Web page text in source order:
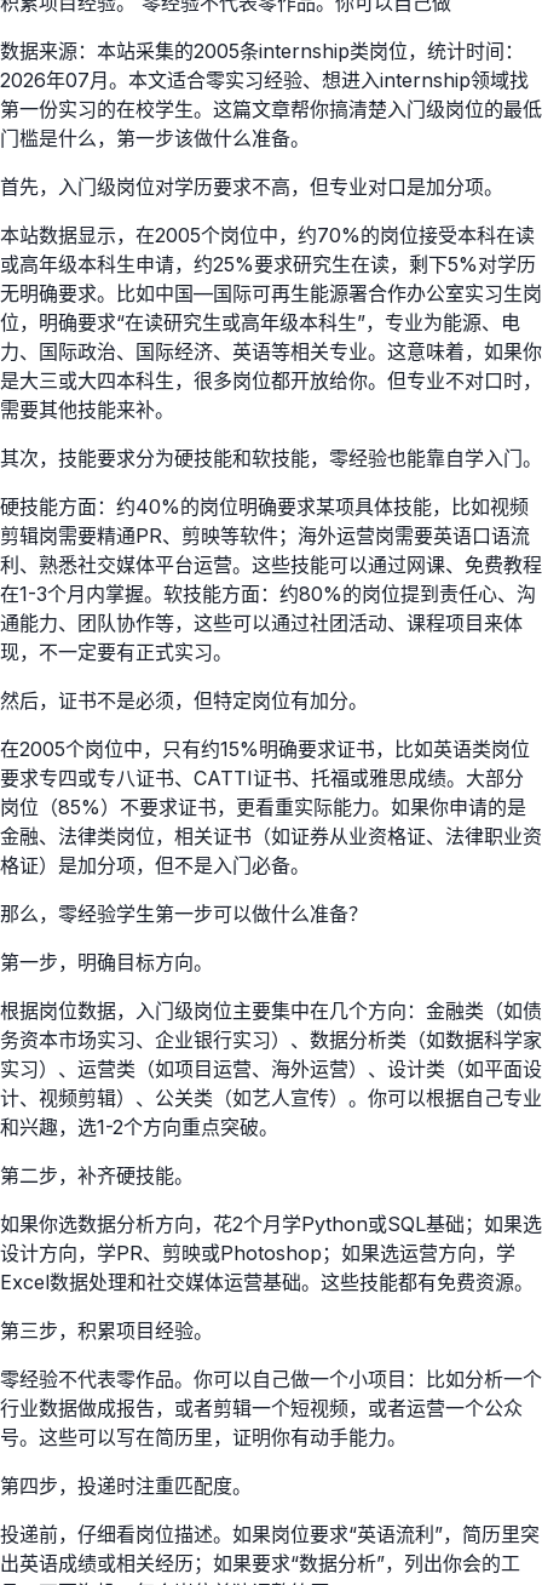
数据来源：本站采集的2005条internship类岗位，统计时间：
2026年07月。本文适合零实习经验、想进入internship领域找
第一份实习的在校学生。这篇文章帮你搞清楚入门级岗位的最低
门槛是什么，第一步该做什么准备。
首先，入门级岗位对学历要求不高，但专业对口是加分项。
本站数据显示，在2005个岗位中，约70%的岗位接受本科在读
或高年级本科生申请，约25%要求研究生在读，剩下5%对学历
无明确要求。比如中国—国际可再生能源署合作办公室实习生岗
位，明确要求“在读研究生或高年级本科生”，专业为能源、电
力、国际政治、国际经济、英语等相关专业。这意味着，如果你
是大三或大四本科生，很多岗位都开放给你。但专业不对口时，
需要其他技能来补。
其次，技能要求分为硬技能和软技能，零经验也能靠自学入门。
硬技能方面：约40%的岗位明确要求某项具体技能，比如视频
剪辑岗需要精通PR、剪映等软件；海外运营岗需要英语口语流
利、熟悉社交媒体平台运营。这些技能可以通过网课、免费教程
在1-3个月内掌握。软技能方面：约80%的岗位提到责任心、沟
通能力、团队协作等，这些可以通过社团活动、课程项目来体
现，不一定要有正式实习。
然后，证书不是必须，但特定岗位有加分。
在2005个岗位中，只有约15%明确要求证书，比如英语类岗位
要求专四或专八证书、CATTI证书、托福或雅思成绩。大部分
岗位（85%）不要求证书，更看重实际能力。如果你申请的是
金融、法律类岗位，相关证书（如证券从业资格证、法律职业资
格证）是加分项，但不是入门必备。
那么，零经验学生第一步可以做什么准备？
第一步，明确目标方向。
根据岗位数据，入门级岗位主要集中在几个方向：金融类（如债
务资本市场实习、企业银行实习）、数据分析类（如数据科学家
实习）、运营类（如项目运营、海外运营）、设计类（如平面设
计、视频剪辑）、公关类（如艺人宣传）。你可以根据自己专业
和兴趣，选1-2个方向重点突破。
第二步，补齐硬技能。
如果你选数据分析方向，花2个月学Python或SQL基础；如果选
设计方向，学PR、剪映或Photoshop；如果选运营方向，学
Excel数据处理和社交媒体运营基础。这些技能都有免费资源。
第三步，积累项目经验。
零经验不代表零作品。你可以自己做一个小项目：比如分析一个
行业数据做成报告，或者剪辑一个短视频，或者运营一个公众
号。这些可以写在简历里，证明你有动手能力。
第四步，投递时注重匹配度。
投递前，仔细看岗位描述。如果岗位要求“英语流利”，简历里突
出英语成绩或相关经历；如果要求“数据分析”，列出你会的工